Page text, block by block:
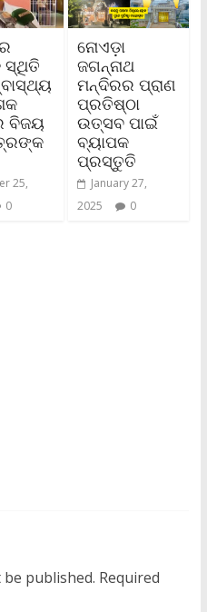
ସ୍ଥିତି
ବିଜୟ
25,
0
ନୋଏଡ଼ା
ଜଗନ୍ନାଥ
ମନ୍ଦିରର ପ୍ରାଣ
ପ୍ରତିଷ୍ଠା
ଉତ୍ସବ ପାଇଁ
ବ୍ୟାପକ
ପ୍ରସ୍ତୁତି
January 27,
2025
0
published. Required